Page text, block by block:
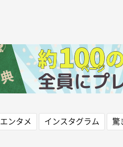
エンタメ インスタグラム 驚